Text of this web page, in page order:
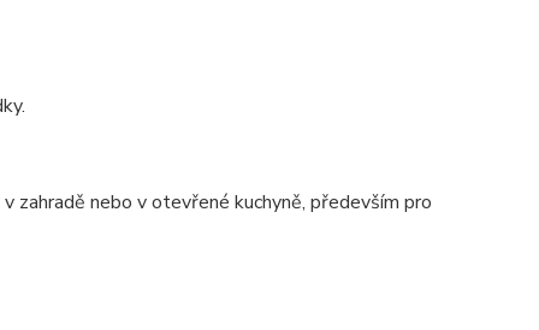
zahradě nebo v otevřené kuchyně, především pro